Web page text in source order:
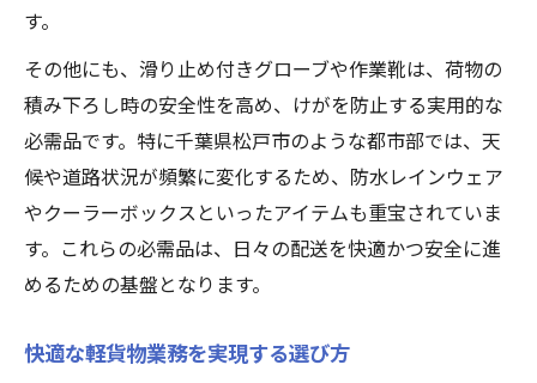
千葉県松戸市で求められる軽貨物装備とは
松戸市の現場に合う軽貨物の装備選び
地域特性に合わせた軽貨物アイテム活用
軽貨物ドライバーが実践する装備の工夫
松戸市配送で役立つ軽貨物必需品の特徴
地元配送に最適な軽貨物装備の見極め方
日常配送を改善する実践的な必須グッズ
毎日の軽貨物業務を支える必須グッズ活用
す。
その他にも、滑り止め付きグローブや作業靴は、荷物の
積み下ろし時の安全性を高め、けがを防止する実用的な
必需品です。特に千葉県松戸市のような都市部では、天
候や道路状況が頻繁に変化するため、防水レインウェア
やクーラーボックスといったアイテムも重宝されていま
す。これらの必需品は、日々の配送を快適かつ安全に進
めるための基盤となります。
快適な軽貨物業務を実現する選び方